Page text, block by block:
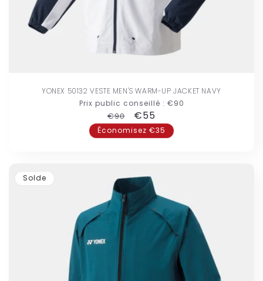
YONEX 50132 VESTE MEN'S WARM-UP JACKET NAVY
Prix public conseillé : €90
Prix
habituel
€90
Prix
promotionnel
€55
Économisez €35
Solde